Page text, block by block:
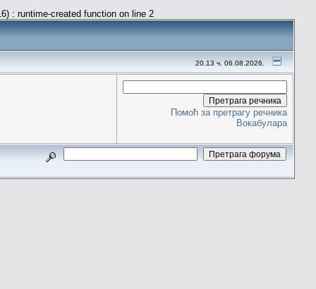
: runtime-created function on line 2
20.13 ч. 06.08.2026.
Помоћ за претрагу речника
Вокабулара